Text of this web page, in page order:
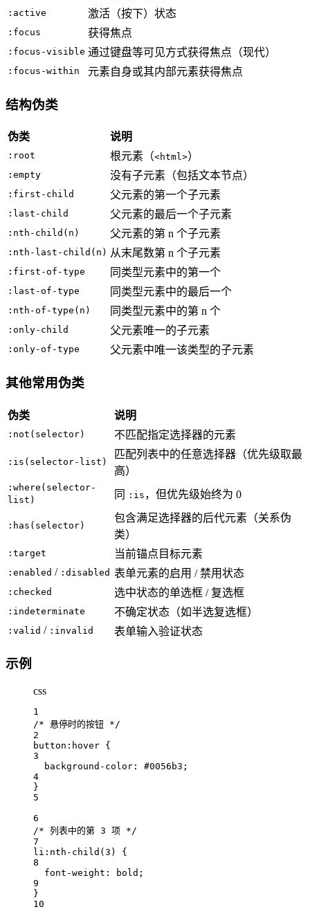
:active 激活（按下）状态
:focus 获得焦点
:focus-visible 通过键盘等可见方式获得焦点（现代）
:focus-within 元素自身或其内部元素获得焦点
结构伪类
伪类 说明
:root 根元素（<html>）
:empty 没有子元素（包括文本节点）
:first-child 父元素的第一个子元素
:last-child 父元素的最后一个子元素
:nth-child(n) 父元素的第 n 个子元素
:nth-last-child(n) 从末尾数第 n 个子元素
:first-of-type 同类型元素中的第一个
:last-of-type 同类型元素中的最后一个
:nth-of-type(n) 同类型元素中的第 n 个
:only-child 父元素唯一的子元素
:only-of-type 父元素中唯一该类型的子元素
其他常用伪类
伪类 说明
:not(selector) 不匹配指定选择器的元素
:is(selector-list)
匹配列表中的任意选择器（优先级取最
高）
:where(selector-
list)
同 :is ，但优先级始终为 0
:has(selector)
包含满足选择器的后代元素（关系伪
类）
:target 当前锚点目标元素
:enabled / :disabled 表单元素的启用 / 禁用状态
:checked 选中状态的单选框 / 复选框
:indeterminate 不确定状态（如半选复选框）
:valid / :invalid 表单输入验证状态
示例
css
1
/* 悬停时的按钮 */
2
button :hover {
3
background-color: #0056b3 ;
4
}
5
6
/* 列表中的第 3 项 */
7
li :nth-child ( 3 )
{
8
font-weight:
bold ;
9
}
10